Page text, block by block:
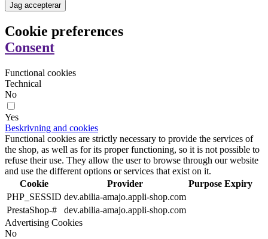
Jag accepterar
Cookie preferences
Consent
Functional cookies
Technical
No
Yes
Beskrivning and cookies
Functional cookies are strictly necessary to provide the services of
the shop, as well as for its proper functioning, so it is not possible to
refuse their use. They allow the user to browse through our website
and use the different options or services that exist on it.
Cookie
Provider Purpose Expiry
PHP_SESSID dev.abilia-amajo.appli-shop.com
PrestaShop-#
dev.abilia-amajo.appli-shop.com
Advertising Cookies
No